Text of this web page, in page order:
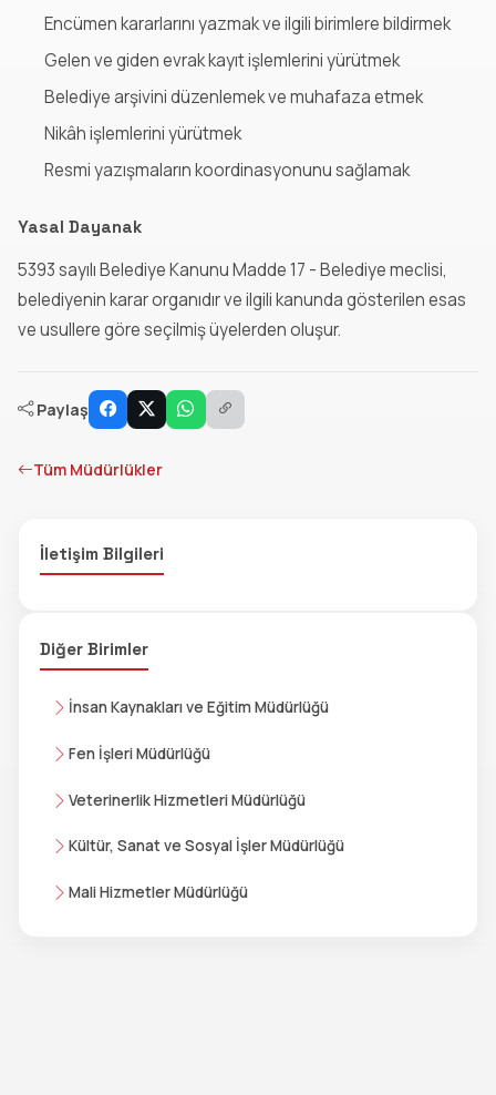
Encümen kararlarını yazmak ve ilgili birimlere bildirmek
Gelen ve giden evrak kayıt işlemlerini yürütmek
Belediye arşivini düzenlemek ve muhafaza etmek
Nikâh işlemlerini yürütmek
Resmi yazışmaların koordinasyonunu sağlamak
Yasal Dayanak
5393 sayılı Belediye Kanunu Madde 17 - Belediye meclisi,
belediyenin karar organıdır ve ilgili kanunda gösterilen esas
ve usullere göre seçilmiş üyelerden oluşur.
Paylaş
Tüm Müdürlükler
İletişim Bilgileri
Diğer Birimler
İnsan Kaynakları ve Eğitim Müdürlüğü
Fen İşleri Müdürlüğü
Veterinerlik Hizmetleri Müdürlüğü
Kültür, Sanat ve Sosyal İşler Müdürlüğü
Mali Hizmetler Müdürlüğü